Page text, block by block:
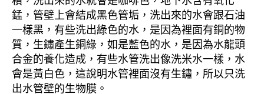
錳，管壁上會結成黑色管垢，洗出來的水會跟石油
一樣黑，有些洗出綠色的水，是因為裡面有銅的物
質，生鏽產生銅綠，如是藍色的水，是因為水龍頭
合金的養化造成，有些水管洗出像洗米水一樣，水
會是黃白色，這說明水管裡面沒有生鏽，所以只洗
出水管壁的生物膜。